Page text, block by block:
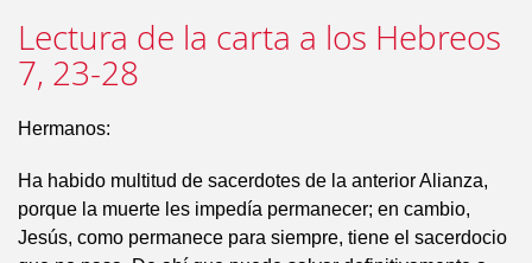
Lectura de la carta a los Hebreos
7, 23-28
Hermanos:
Ha habido multitud de sacerdotes de la anterior Alianza,
porque la muerte les impedía permanecer; en cambio,
Jesús, como permanece para siempre, tiene el sacerdocio